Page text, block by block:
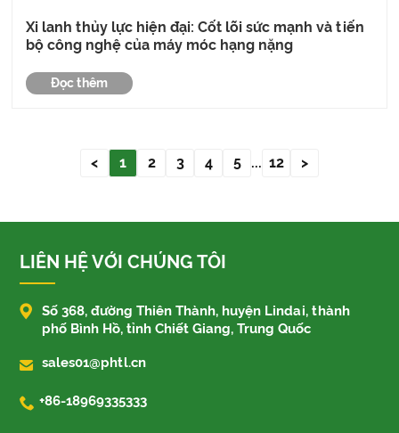
Xi lanh thủy lực hiện đại: Cốt lõi sức mạnh và tiến
bộ công nghệ của máy móc hạng nặng
Đọc thêm
< 1 2 3 4 5 ... 12 >
LIÊN HỆ VỚI CHÚNG TÔI

Số 368, đường Thiên Thành, huyện Lindai, thành
phố Bình Hồ, tỉnh Chiết Giang, Trung Quốc
 sales01@phtl.cn
 +86-18969335333